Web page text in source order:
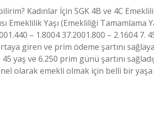
Kadınlar İçin SGK 4B ve 4C
Emeklilik Yaşı (Emekliliği Tamamlama
– 1.8004 37.2001.800 – 2.1604
giren ve prim ödeme şartını
45 yaş ve 6.250 prim günü şartını
olarak emekli olmak için belli bir